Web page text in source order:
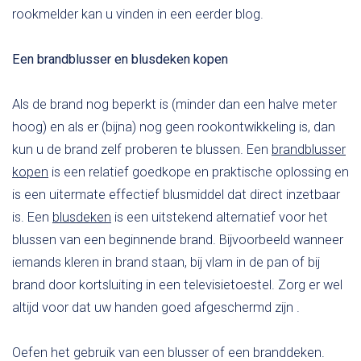
rookmelder kan u vinden in een eerder blog.
Een brandblusser en blusdeken kopen
Als de brand nog beperkt is (minder dan een halve meter
hoog) en als er (bijna) nog geen rookontwikkeling is, dan
kun u de brand zelf proberen te blussen. Een brandblusser
kopen is een relatief goedkope en praktische oplossing en
is een uitermate effectief blusmiddel dat direct inzetbaar
is. Een blusdeken is een uitstekend alternatief voor het
blussen van een beginnende brand. Bijvoorbeeld wanneer
iemands kleren in brand staan, bij vlam in de pan of bij
brand door kortsluiting in een televisietoestel. Zorg er wel
altijd voor dat uw handen goed afgeschermd zijn .
Oefen het gebruik van een blusser of een branddeken.